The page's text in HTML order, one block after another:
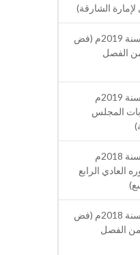
الشارقة)
مرسوم أميري رقم (17) لسنة 2019م (فض
من الفصل
مرسوم أميري رقم (15) لسنة 2019م
المجلس
مرسوم أميري رقم (41) لسنة 2018م
العادي الرابع
مرسوم أميري رقم (33) لسنة 2018م (فض
من الفصل